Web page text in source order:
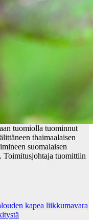
tuomiolla tuominnut
thaimaalaisen
suomalaisen
Toimitusjohtaja tuomittiin
kapea liikkumavara